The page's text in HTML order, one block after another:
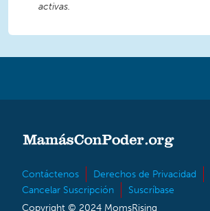
activas.
Contáctenos
Derechos de Privacidad
Cancelar Suscripción
Suscríbase
Copyright © 2024 MomsRising